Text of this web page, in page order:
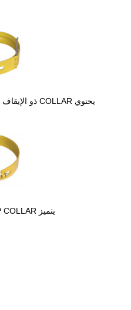
يحتوي COLLAR ذو الإيقاف المفصلي هذا على تجويف داخلي يتم تشغيل دبوس القفل فيه
يتميز STOP COLLAR بتصميم متقاطع يجعل التثبيت سريعًا وسهلاً